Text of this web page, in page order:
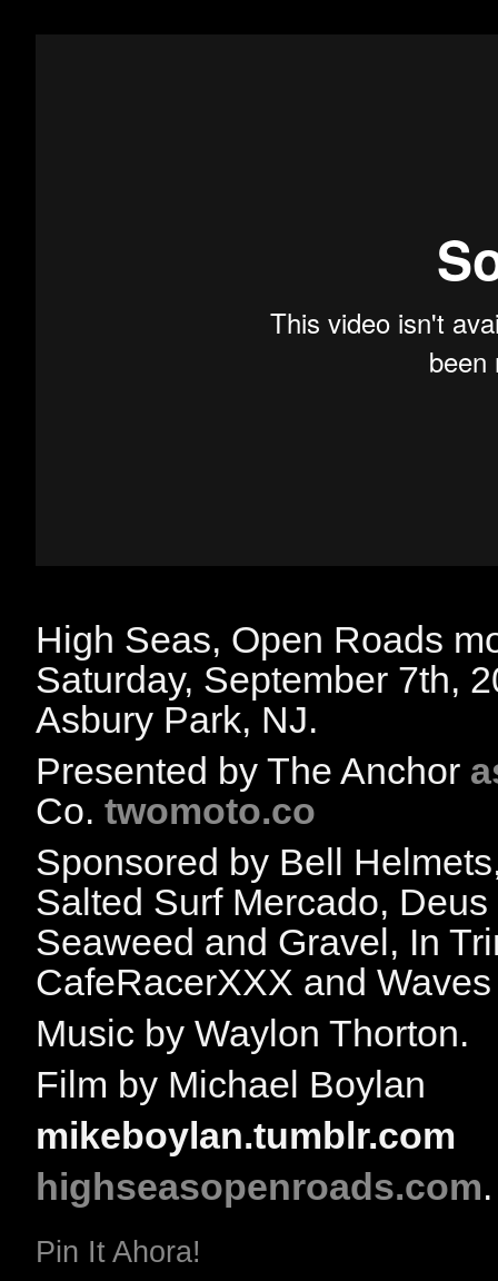
High Seas, Open Roads
Saturday, September 7th,
Asbury Park, NJ.
Presented by The Anchor
Co. twomoto.co
Sponsored by Bell
Salted Surf Mercado,
Seaweed and Gravel, In
CafeRacerXXX and
Music by Waylon Thorton.
Film by Michael Boylan
mikeboylan.tumblr.com
highseasopenroads.com.
Pin It Ahora!